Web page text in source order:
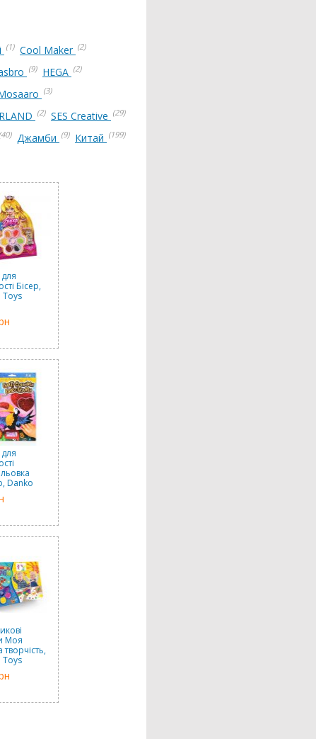
(1) Cool Maker (2)
(9) HEGA (2)
(3)
(2) SES Creative (29)
(40) Джамби (9) Китай (199)
Бісер,
Toys
Danko
Моя
Toys